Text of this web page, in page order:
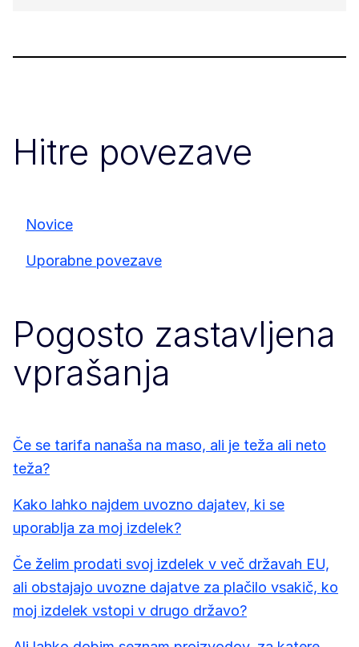
Hitre povezave
Novice
Uporabne povezave
Pogosto zastavljena
vprašanja
Če se tarifa nanaša na maso, ali je teža ali neto
teža?
Kako lahko najdem uvozno dajatev, ki se
uporablja za moj izdelek?
Če želim prodati svoj izdelek v več državah EU,
ali obstajajo uvozne dajatve za plačilo vsakič, ko
moj izdelek vstopi v drugo državo?